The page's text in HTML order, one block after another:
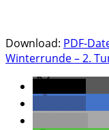
Download: PDF-
Winterrunde – 2.